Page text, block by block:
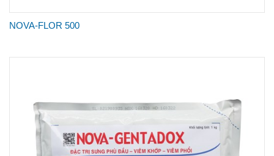
NOVA-FLOR 500